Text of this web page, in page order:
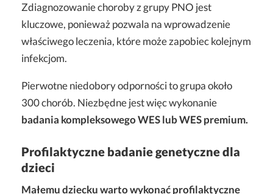
Zdiagnozowanie choroby z grupy PNO jest
kluczowe, ponieważ pozwala na wprowadzenie
właściwego leczenia, które może zapobiec kolejnym
infekcjom.
Pierwotne niedobory odporności to grupa około
300 chorób. Niezbędne jest więc wykonanie
badania kompleksowego WES lub WES premium.
Profilaktyczne badanie genetyczne dla
dzieci
Małemu dziecku warto wykonać profilaktyczne